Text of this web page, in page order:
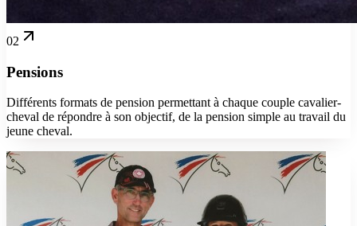
02
Pensions
Différents formats de pension permettant à chaque couple cavalier-
cheval de répondre à son objectif, de la pension simple au travail du
jeune cheval.